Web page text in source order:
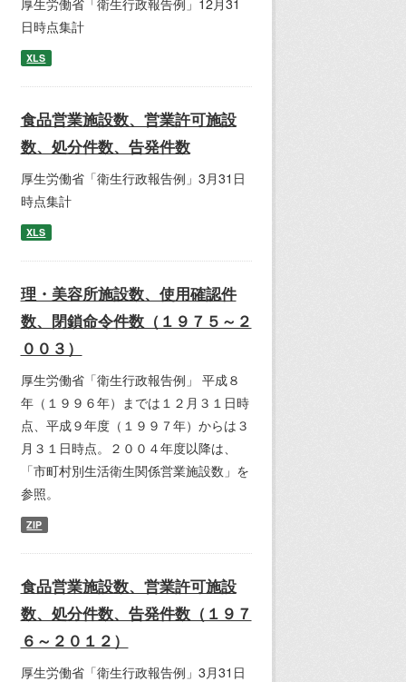
厚生労働省「衛生行政報告例」12月31
日時点集計
XLS
食品営業施設数、営業許可施設
数、処分件数、告発件数
厚生労働省「衛生行政報告例」3月31日
時点集計
XLS
理・美容所施設数、使用確認件
数、閉鎖命令件数（１９７５～２
００３）
厚生労働省「衛生行政報告例」 平成８
年（１９９６年）までは１２月３１日時
点、平成９年度（１９９７年）からは３
月３１日時点。２００４年度以降は、
「市町村別生活衛生関係営業施設数」を
参照。
ZIP
食品営業施設数、営業許可施設
数、処分件数、告発件数（１９７
６～２０１２）
厚生労働省「衛生行政報告例」3月31日